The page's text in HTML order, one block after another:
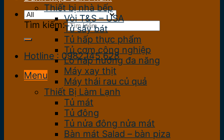
Tìm kiếm:
Hotline : 0982.145.628
Menu
Thiết bị nhà bếp
Vòi T&S – USA
Tủ sấy bát
Tủ hấp thực phẩm
Tủ cơm công nghiệp
Lò hấp nướng đa năng
Máy xay thịt
Máy thái rau củ quả
Thiết Bị Làm Lạnh
Tủ mát
Tủ đông
Tủ nửa đông nửa mát
Bàn mát Salad – bàn piza